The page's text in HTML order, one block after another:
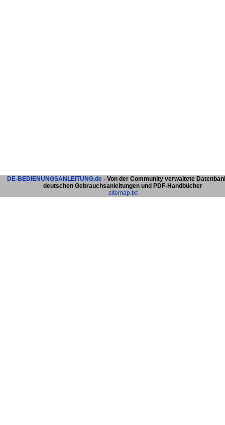
DE-BEDIENUNGSANLEITUNG.de - Von der Community verwaltete
deutschen Gebrauchsanleitungen und PDF-Handbücher
sitemap.txt